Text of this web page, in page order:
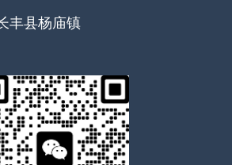
丰县杨庙镇